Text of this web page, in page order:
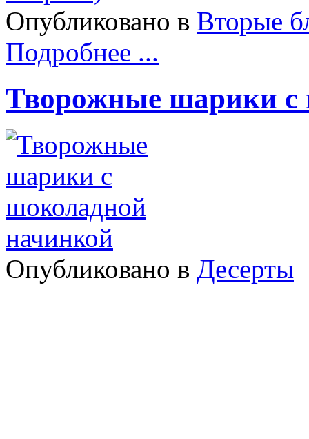
Опубликовано в Вторые
Подробнее ...
Творожные шарики с
Опубликовано в Десерты